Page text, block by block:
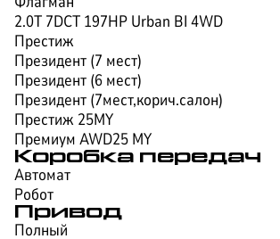
2.0T 7DCT 197HP Urban BI 4WD
Престиж
Президент (7 мест)
Президент (6 мест)
Президент (7мест,корич.салон)
Престиж 25MY
Премиум AWD25 MY
Коробка передач
Автомат
Робот
Привод
Полный